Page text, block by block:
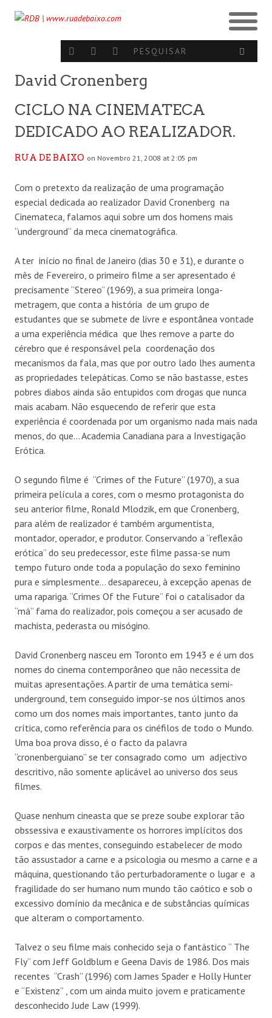
David Cronenberg
CICLO NA CINEMATECA
DEDICADO AO REALIZADOR.
RUA DE BAIXO on Novembro 21, 2008 at 2:05 pm
Com o pretexto da realização de uma programação
especial dedicada ao realizador David Cronenberg na
Cinemateca, falamos aqui sobre um dos homens mais
“underground” da meca cinematográfica.
A ter início no final de Janeiro (dias 30 e 31), e durante o
mês de Fevereiro, o primeiro filme a ser apresentado é
precisamente “Stereo” (1969), a sua primeira longa-
metragem, que conta a história de um grupo de
estudantes que se submete de livre e espontânea vontade
a uma experiência médica que lhes remove a parte do
cérebro que é responsável pela coordenação dos
mecanismos da fala, mas que por outro lado lhes aumenta
as propriedades telepáticas. Como se não bastasse, estes
pobres diabos ainda são entupidos com drogas que nunca
mais acabam. Não esquecendo de referir que esta
experiência é coordenada por um organismo nada mais nada
menos, do que… Academia Canadiana para a Investigação
Erótica.
O segundo filme é “Crimes of the Future” (1970), a sua
primeira película a cores, com o mesmo protagonista do
seu anterior filme, Ronald Mlodzik, em que Cronenberg,
para além de realizador é também argumentista,
montador, operador, e produtor. Conservando a “reflexão
erótica” do seu predecessor, este filme passa-se num
tempo futuro onde toda a população do sexo feminino
pura e simplesmente… desapareceu, à excepção apenas de
uma rapariga. “Crimes Of the Future” foi o catalisador da
“má” fama do realizador, pois começou a ser acusado de
machista, pederasta ou misógino.
David Cronenberg nasceu em Toronto em 1943 e é um dos
nomes do cinema contemporâneo que não necessita de
muitas apresentações. A partir de uma temática semi-
underground, tem conseguido impor-se nos últimos anos
como um dos nomes mais importantes, tanto junto da
crítica, como referência para os cinéfilos de todo o Mundo.
Uma boa prova disso, é o facto da palavra
“cronenberguiano” se ter consagrado como um adjectivo
descritivo, não somente aplicável ao universo dos seus
filmes.
Quase nenhum cineasta que se preze soube explorar tão
obssessiva e exaustivamente os horrores implícitos dos
corpos e das mentes, conseguindo estabelecer de modo
tão assustador a carne e a psicologia ou mesmo a carne e a
máquina, questionando tão perturbadoramente o lugar e a
fragilidade do ser humano num mundo tão caótico e sob o
excessivo domínio da mecânica e de substâncias químicas
que alteram o comportamento.
Talvez o seu filme mais conhecido seja o fantástico “ The
Fly” com Jeff Goldblum e Geena Davis de 1986. Dos mais
recentes “Crash” (1996) com James Spader e Holly Hunter
e “Existenz” , com um ainda muito jovem e praticamente
desconhecido Jude Law (1999).